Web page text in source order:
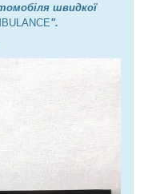
швидкої
".